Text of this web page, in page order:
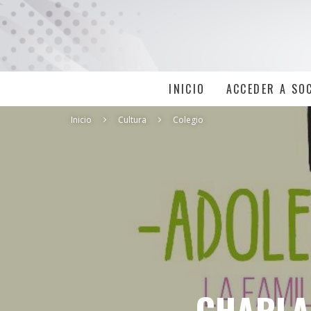
INICIO ACCEDER A
Inicio Cultura Colegio